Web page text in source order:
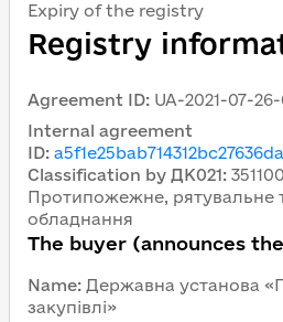
Registry
Agreement ID: UA-2021-07-
Internal agreement
ID:
Classification by ДК021:
Протипожежне, рятувальне
обладнання
The buyer (announces
Name: Державна установа
закупівлі»
Expiry of the registry